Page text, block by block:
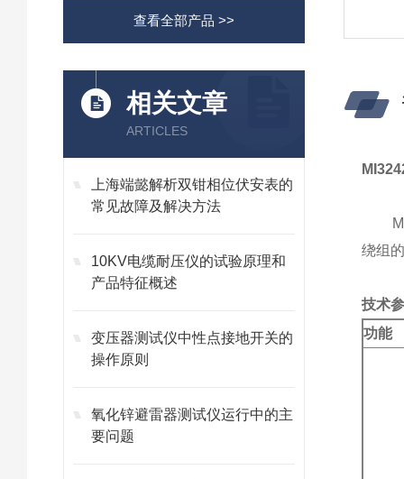
查看全部产品 >>
相关文章
ARTICLES
上海端懿解析双钳相位伏安表的
常见故障及解决方法
10KV电缆耐压仪的试验原理和
产品特征概述
变压器测试仪中性点接地开关的
操作原则
氧化锌避雷器测试仪运行中的主
要问题
绕组
技术
功能